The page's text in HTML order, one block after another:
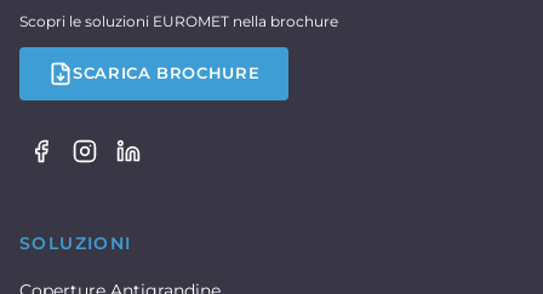
Scopri le soluzioni EUROMET nella brochure
SCARICA BROCHURE
SOLUZIONI